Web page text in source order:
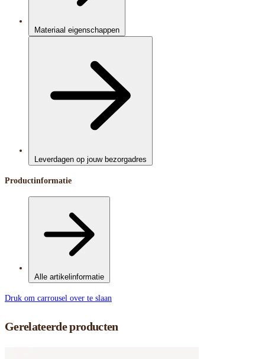
Materiaal eigenschappen
Leverdagen op jouw bezorgadres
Productinformatie
Alle artikelinformatie
Druk om carrousel over te slaan
Gerelateerde producten